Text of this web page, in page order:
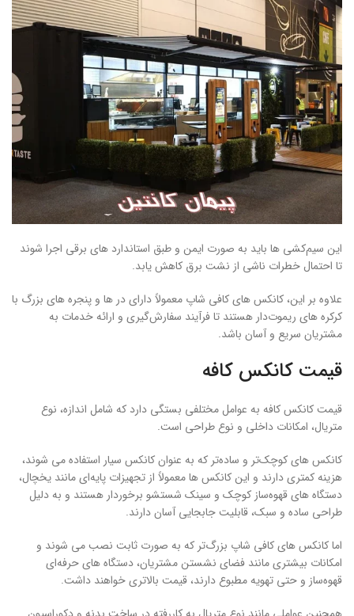
این سیم‌کشی ‌ها باید به ‌صورت ایمن و طبق استاندارد های برقی اجرا شوند
تا احتمال خطرات ناشی از نشت برق کاهش یابد.
علاوه بر این، کانکس ‌های کافی شاپ معمولاً دارای در ها و پنجره‌ های بزرگ با
کرکره‌ های ریموت‌دار هستند تا فرآیند سفارش‌گیری و ارائه خدمات به
مشتریان سریع و آسان باشد.
قیمت کانکس کافه
قیمت کانکس کافه به عوامل مختلفی بستگی دارد که شامل اندازه، نوع
متریال، امکانات داخلی و نوع طراحی است.
کانکس ‌های کوچک‌تر و ساده‌تر که به ‌عنوان کانکس سیار استفاده می ‌شوند،
هزینه کمتری دارند و این کانکس‌ ها معمولاً از تجهیزات پایه‌ای مانند یخچال،
دستگاه‌ های قهوه‌ساز کوچک و سینک شستشو برخوردار هستند و به دلیل
طراحی ساده و سبک، قابلیت جابجایی آسان دارند.
اما کانکس ‌های کافی شاپ بزرگ‌تر که به صورت ثابت نصب می ‌شوند و
امکانات بیشتری مانند فضای نشستن مشتریان، دستگاه‌ های حرفه‌ای
قهوه‌ساز و حتی تهویه مطبوع دارند، قیمت بالاتری خواهند داشت.